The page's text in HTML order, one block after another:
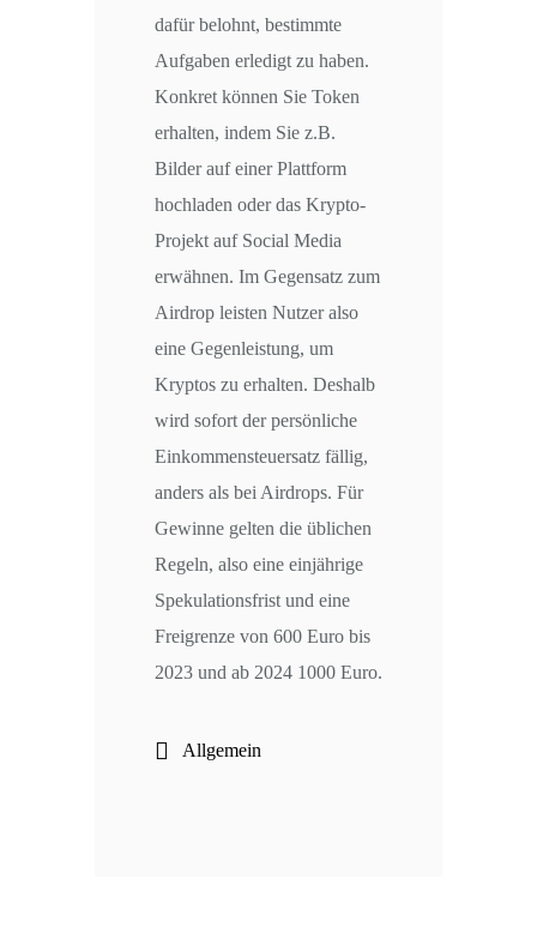
dafür belohnt, bestimmte
Aufgaben erledigt zu haben.
Konkret können Sie Token
erhalten, indem Sie z.B.
Bilder auf einer Plattform
hochladen oder das Krypto-
Projekt auf Social Media
erwähnen. Im Gegensatz zum
Airdrop leisten Nutzer also
eine Gegenleistung, um
Kryptos zu erhalten. Deshalb
wird sofort der persönliche
Einkommensteuersatz fällig,
anders als bei Airdrops. Für
Gewinne gelten die üblichen
Regeln, also eine einjährige
Spekulationsfrist und eine
Freigrenze von 600 Euro bis
2023 und ab 2024 1000 Euro.
Allgemein